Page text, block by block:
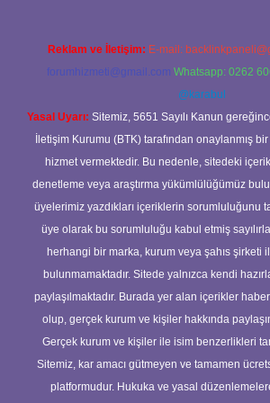
Reklam ve İletişim: E-mail:
forumhizmeti@gmail.com Whatsapp: 0262
@karabul
Yasal Uyarı: Sitemiz, 5651 Sayılı Kanun
İletişim Kurumu (BTK) tarafından onaylanmış
hizmet vermektedir. Bu nedenle, sitedeki
denetleme veya araştırma yükümlülüğümüz
üyelerimiz yazdıkları içeriklerin sorumluluğunu
üye olarak bu sorumluluğu kabul etmiş
herhangi bir marka, kurum veya şahıs şirketi
bulunmamaktadır. Sitede yalnızca kendi
paylaşılmaktadır. Burada yer alan içerikler
olup, gerçek kurum ve kişiler hakkında
Gerçek kurum ve kişiler ile isim benzerlikleri
Sitemiz, kar amacı gütmeyen ve tamamen
platformudur. Hukuka ve yasal